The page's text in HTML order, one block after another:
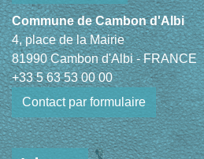
Commune de Cambon d'Albi
4, place de la Mairie
81990 Cambon d'Albi - FRANCE
+33 5 63 53 00 00
Contact par formulaire